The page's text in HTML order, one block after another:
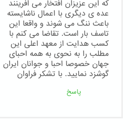
که این عزیزان افتخار می افرینند
عده ی دیگری با اعمال ناشایسته
باعث ننگ می شوند و واقعا این
تاسف بار است. تقاضا می کنم با
کسب هدایت از معهد اعلی این
مطلب را به نحوی به همه احبای
جهان خصوصا احبا و جوانان ایران
گوشزد نمایید. با تشکر فراوان
پاسخ